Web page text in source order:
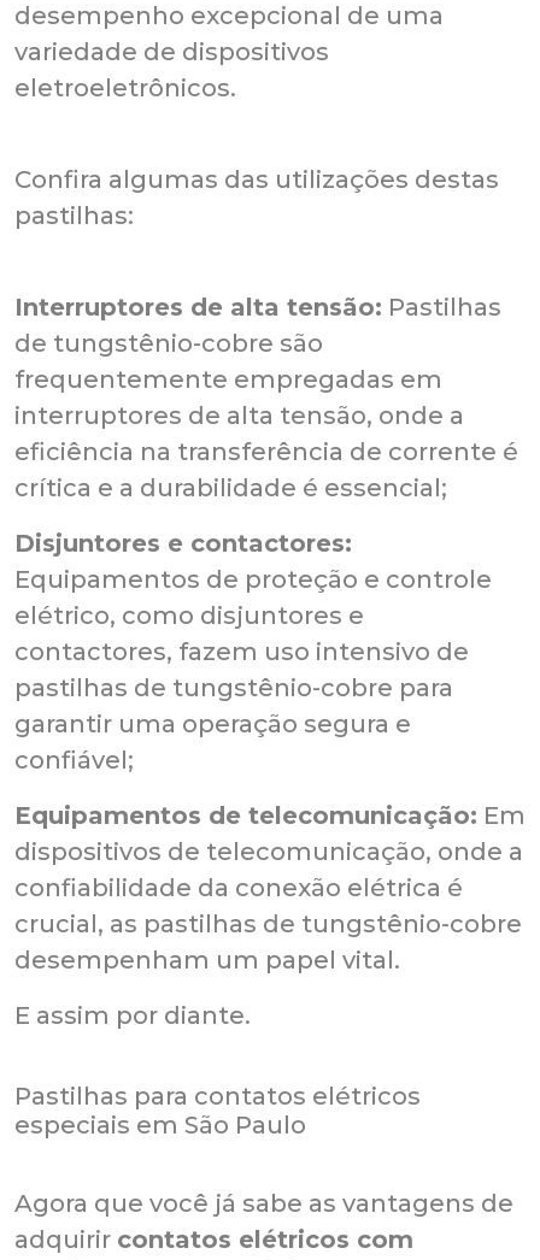
desempenho excepcional de uma
variedade de dispositivos
eletroeletrônicos.
Confira algumas das utilizações destas
pastilhas:
Interruptores de alta tensão: Pastilhas
de tungstênio-cobre são
frequentemente empregadas em
interruptores de alta tensão, onde a
eficiência na transferência de corrente é
crítica e a durabilidade é essencial;
Disjuntores e contactores:
Equipamentos de proteção e controle
elétrico, como disjuntores e
contactores, fazem uso intensivo de
pastilhas de tungstênio-cobre para
garantir uma operação segura e
confiável;
Equipamentos de telecomunicação: Em
dispositivos de telecomunicação, onde a
confiabilidade da conexão elétrica é
crucial, as pastilhas de tungstênio-cobre
desempenham um papel vital.
E assim por diante.
Pastilhas para contatos elétricos
especiais em São Paulo
Agora que você já sabe as vantagens de
adquirir contatos elétricos com